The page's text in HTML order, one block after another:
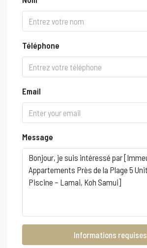
Téléphone
Email
Message
Informations requises